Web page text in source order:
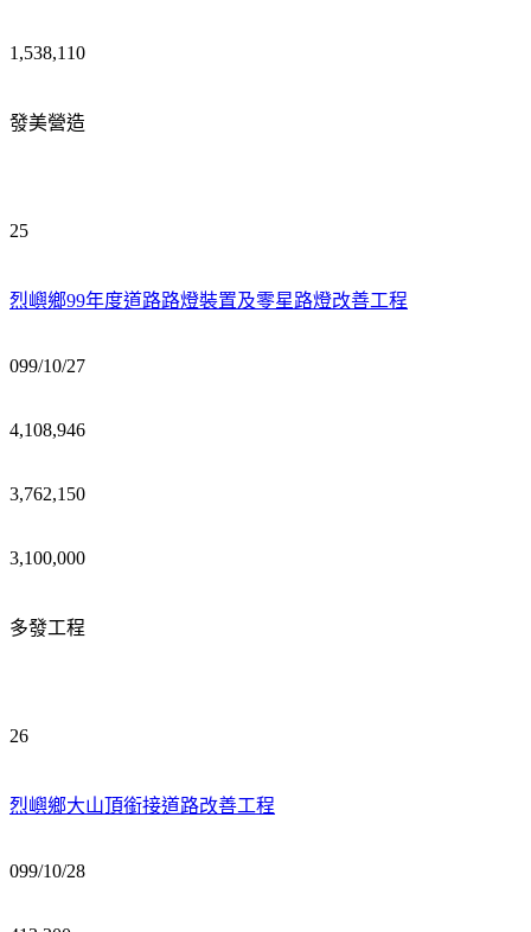
1,538,110
發美營造
25
烈嶼鄉99年度道路路燈裝置及零星路燈改善工程
099/10/27
4,108,946
3,762,150
3,100,000
多發工程
26
烈嶼鄉大山頂銜接道路改善工程
099/10/28